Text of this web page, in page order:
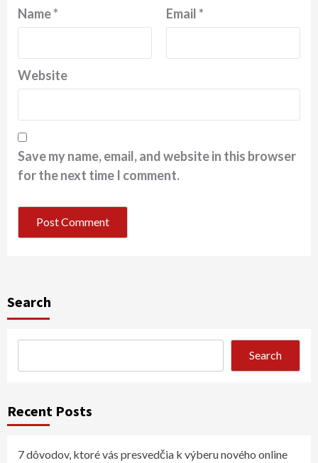
Name* Email*
Website
Save my name, email, and website in this browser
for the next time I comment.
Search
Search
Recent Posts
7 dôvodov, ktoré vás presvedčia k výberu nového online